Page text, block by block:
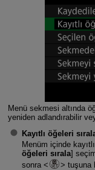
Menü sekmesi altında
yeniden adlandırabilir
Kayıtlı öğeleri
Menüm içinde
öğeleri sırala]
sonra
tuşuna